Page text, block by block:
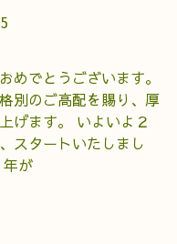
めでとうございます。
別のご高配を賜り、厚
げます。 いよいよ２
スタートいたしまし
が